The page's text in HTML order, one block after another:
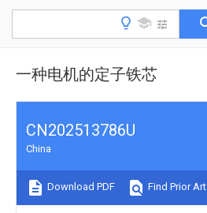
一种电机的定子铁芯
CN202513786U
China
Download PDF Find Prior Art